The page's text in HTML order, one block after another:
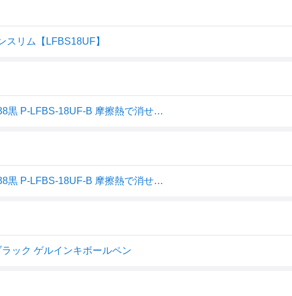
スリム【LFBS18UF】
パイロット 消せるボールペン フリクションボール スリム038黒 P-LFBS-18UF-B 摩擦熱で消せる 細身 ノック式超極
パイロット 消せるボールペン フリクションボール スリム038黒 P-LFBS-18UF-B 摩擦熱で消せる 細身 ノック式超極細 細かい書き込み こするとインキが透明 消しカスが出ない 何度でも書き消し可能
ック ゲルインキボールペン